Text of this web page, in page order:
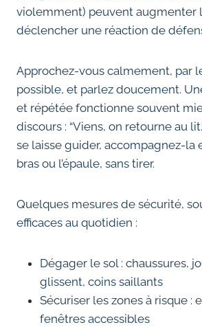
violemment) peuvent augmenter
déclencher une réaction de
Approchez-vous calmement, par
possible, et parlez doucement.
et répétée fonctionne souvent
discours : “Viens, on retourne au
se laisse guider, accompagnez-la
bras ou l’épaule, sans tirer.
Quelques mesures de sécurité,
efficaces au quotidien :
Dégager le sol : chaussures,
glissent, coins saillants
Sécuriser les zones à risque :
fenêtres accessibles